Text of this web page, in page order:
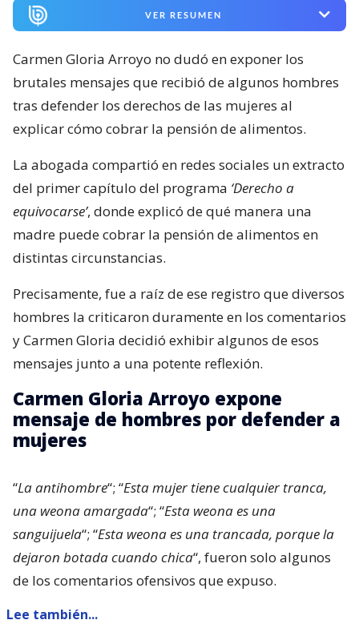
VER RESUMEN
Carmen Gloria Arroyo no dudó en exponer los
brutales mensajes que recibió de algunos hombres
tras defender los derechos de las mujeres al
explicar cómo cobrar la pensión de alimentos.
La abogada compartió en redes sociales un extracto
del primer capítulo del programa ‘Derecho a
equivocarse’, donde explicó de qué manera una
madre puede cobrar la pensión de alimentos en
distintas circunstancias.
Precisamente, fue a raíz de ese registro que diversos
hombres la criticaron duramente en los comentarios
y Carmen Gloria decidió exhibir algunos de esos
mensajes junto a una potente reflexión.
Carmen Gloria Arroyo expone
mensaje de hombres por defender a
mujeres
“La antihombre“; “Esta mujer tiene cualquier tranca,
una weona amargada“; “Esta weona es una
sanguijuela“; “Esta weona es una trancada, porque la
dejaron botada cuando chica“, fueron solo algunos
de los comentarios ofensivos que expuso.
Lee también...